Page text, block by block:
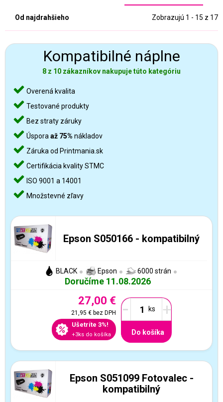
Od najdrahšieho Zobrazujú 1 - 15 z 17
Kompatibilné náplne
8 z 10 zákazníkov nakupuje túto kategóriu
Overená kvalita
Testované produkty
Bez straty záruky
Úspora až 75% nákladov
Záruka od Printmania.sk
Certifikácia kvality STMC
ISO 9001 a 14001
Množstevné zľavy
Epson S050166 - kompatibilný
BLACK Epson 6000 strán
Doručíme 11.08.2026
27,00 €
21,95 €bez DPH
Ušetríte 3%!
+3ks do košíka
- +
Do košíka
Epson S051099 Fotovalec -
kompatibilný